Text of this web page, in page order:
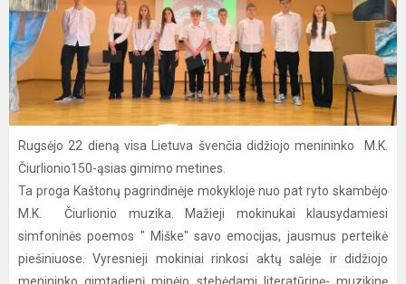
Rugsėjo 22 dieną visa Lietuva švenčia didžiojo menininko M.K.
Čiurlionio150-ąsias gimimo metines.
Ta proga Kaštonų pagrindinėje mokykloje nuo pat ryto skambėjo
M.K. Čiurlionio muzika. Mažieji mokinukai klausydamiesi
simfoninės poemos " Miške" savo emocijas, jausmus perteikė
piešiniuose. Vyresnieji mokiniai rinkosi aktų salėje ir didžiojo